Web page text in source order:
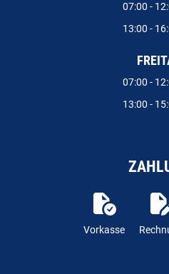
07:00 -
13:00 -
07:00 -
13:00 -
Vorkasse